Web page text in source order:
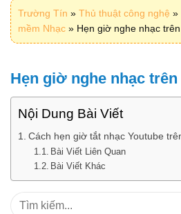
Trường Tín » Thủ thuật công nghệ »
mềm Nhạc » Hẹn giờ nghe nhạc
Hẹn giờ nghe nhạc trên
Nội Dung Bài Viết
Cách hẹn giờ tắt nhạc Youtube
Bài Viết Liên Quan
Bài Viết Khác
Tìm